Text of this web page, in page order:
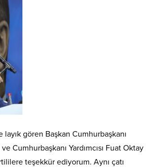
gören Başkan Cumhurbaşkanı
Cumhurbaşkanı Yardımcısı Fuat Oktay
teşekkür ediyorum. Aynı çatı